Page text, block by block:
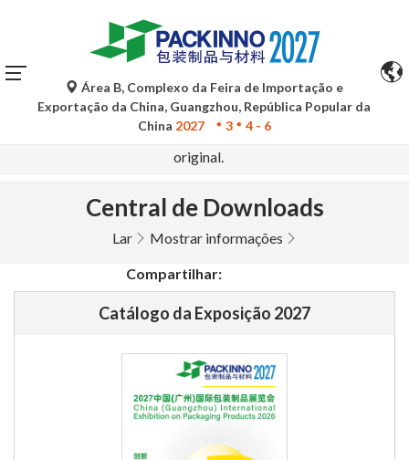
As traduções automáticas do Google Tradutor são apenas
para referência e podem conter imprecisões. Para
quaisquer dúvidas, consulte a versão original no idioma
original.
Área B, Complexo da Feira de Importação e
Exportação da China, Guangzhou, República Popular da
China 2027 3 4 - 6
Central de Downloads
Lar Mostrar informações
Compartilhar:
Catálogo da Exposição 2027